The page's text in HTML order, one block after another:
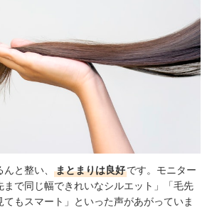
と整い、 まとまりは良好です。モニター
まで同じ幅できれいなシルエット」「毛先
もスマート」といった声があがっていま